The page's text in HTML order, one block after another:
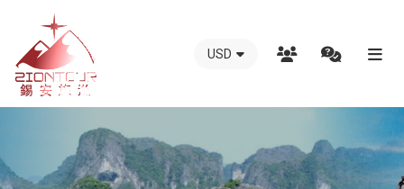
越
安
USD